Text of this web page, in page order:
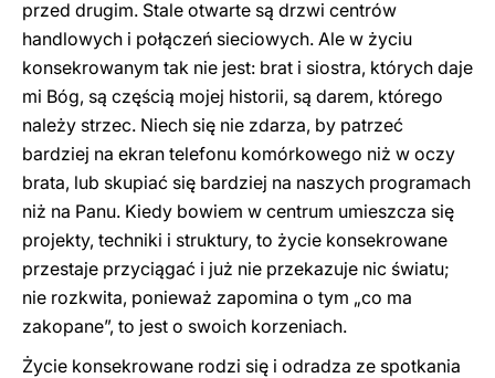
przed drugim. Stale otwarte są drzwi centrów
handlowych i połączeń sieciowych. Ale w życiu
konsekrowanym tak nie jest: brat i siostra, których daje
mi Bóg, są częścią mojej historii, są darem, którego
należy strzec. Niech się nie zdarza, by patrzeć
bardziej na ekran telefonu komórkowego niż w oczy
brata, lub skupiać się bardziej na naszych programach
niż na Panu. Kiedy bowiem w centrum umieszcza się
projekty, techniki i struktury, to życie konsekrowane
przestaje przyciągać i już nie przekazuje nic światu;
nie rozkwita, ponieważ zapomina o tym „co ma
zakopane”, to jest o swoich korzeniach.
Życie konsekrowane rodzi się i odradza ze spotkania